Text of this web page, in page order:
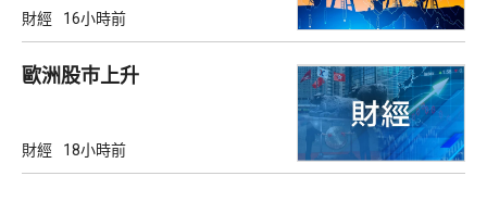
財經 16小時前
歐洲股巿上升
財經 18小時前